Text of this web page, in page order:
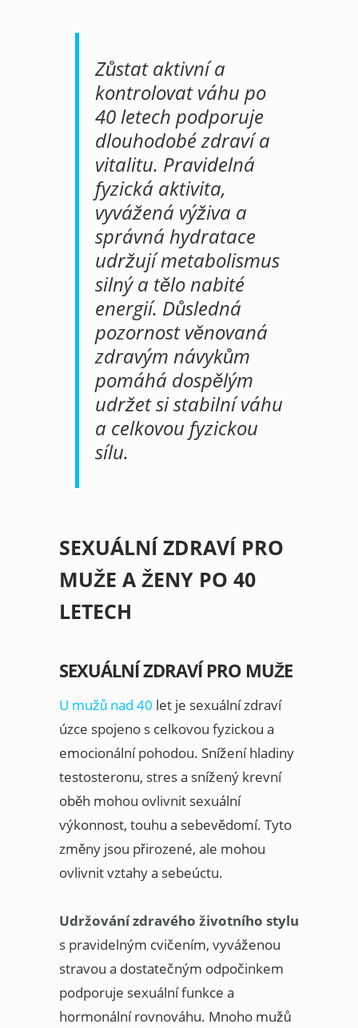
Zůstat aktivní a
kontrolovat váhu po
40 letech podporuje
dlouhodobé zdraví a
vitalitu. Pravidelná
fyzická aktivita,
vyvážená výživa a
správná hydratace
udržují metabolismus
silný a tělo nabité
energií. Důsledná
pozornost věnovaná
zdravým návykům
pomáhá dospělým
udržet si stabilní váhu
a celkovou fyzickou
sílu.
SEXUÁLNÍ ZDRAVÍ PRO
MUŽE A ŽENY PO 40
LETECH
SEXUÁLNÍ ZDRAVÍ PRO MUŽE
U mužů nad 40 let je sexuální zdraví
úzce spojeno s celkovou fyzickou a
emocionální pohodou. Snížení hladiny
testosteronu, stres a snížený krevní
oběh mohou ovlivnit sexuální
výkonnost, touhu a sebevědomí. Tyto
změny jsou přirozené, ale mohou
ovlivnit vztahy a sebeúctu.
Udržování zdravého životního stylu
s pravidelným cvičením, vyváženou
stravou a dostatečným odpočinkem
podporuje sexuální funkce a
hormonální rovnováhu. Mnoho mužů